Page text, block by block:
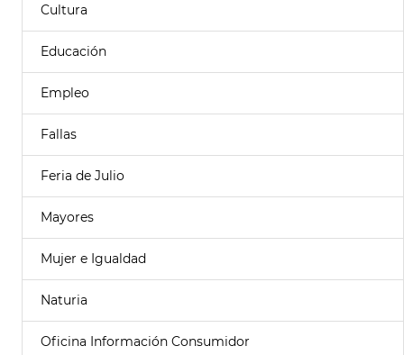
Cultura
Educación
Empleo
Fallas
Feria de Julio
Mayores
Mujer e Igualdad
Naturia
Oficina Información Consumidor